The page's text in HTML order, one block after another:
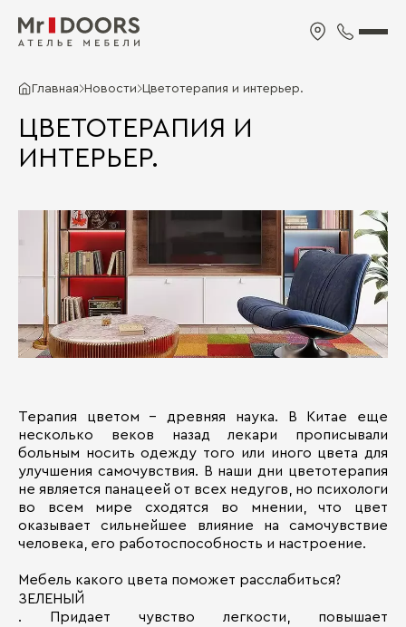
Главная Новости Цветотерапия и интерьер.
ЦВЕТОТЕРАПИЯ И
ИНТЕРЬЕР.
Терапия цветом - древняя наука. В Китае еще
несколько веков назад лекари прописывали
больным носить одежду того или иного цвета для
улучшения самочувствия. В наши дни цветотерапия
не является панацеей от всех недугов, но психологи
во всем мире сходятся во мнении, что цвет
оказывает сильнейшее влияние на самочувствие
человека, его работоспособность и настроение.
Мебель какого цвета поможет расслабиться?
ЗЕЛЕНЫЙ
. Придает чувство легкости, повышает